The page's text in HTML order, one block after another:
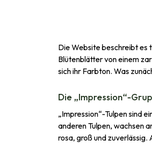
Die Website beschreibt es
Blütenblätter von einem
sich ihr Farbton. Was
Die „Impression“-
„Impression“-Tulpen sind
anderen Tulpen, wachsen
rosa, groß und